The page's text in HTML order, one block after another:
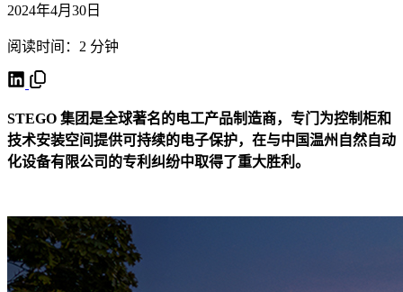
2024年4月30日
阅读时间：2 分钟
STEGO 集团是全球著名的电工产品制造商，专门为控制柜和
技术安装空间提供可持续的电子保护，在与中国温州自然自动
化设备有限公司的专利纠纷中取得了重大胜利。